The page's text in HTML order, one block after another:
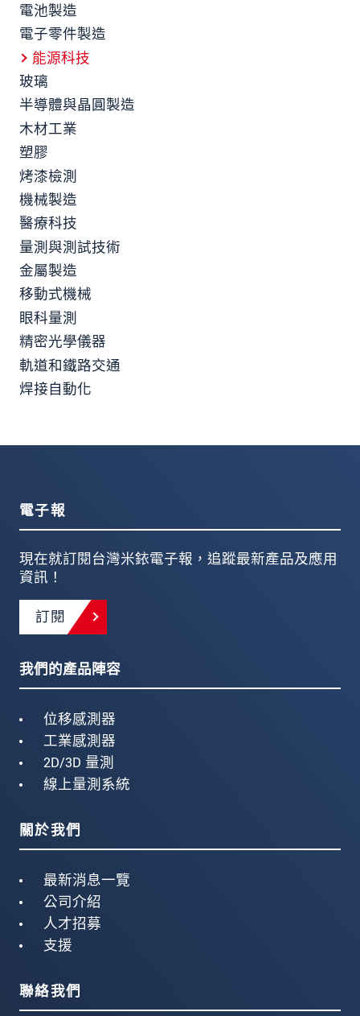
電池製造
電子零件製造
能源科技
玻璃
半導體與晶圓製造
木材工業
塑膠
烤漆檢測
機械製造
醫療科技
量測與測試技術
金屬製造
移動式機械
眼科量測
精密光學儀器
軌道和鐵路交通
焊接自動化
電子報
現在就訂閱台灣米銥電子報，追蹤最新產品及應用
資訊！
訂閱
我們的產品陣容
位移感測器
工業感測器
2D/3D 量測
線上量測系統
關於我們
最新消息一覽
公司介紹
人才招募
支援
聯絡我們